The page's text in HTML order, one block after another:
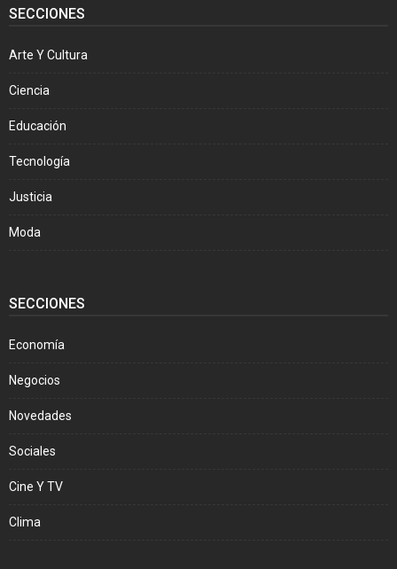
SECCIONES
Arte Y Cultura
Ciencia
Educación
Tecnología
Justicia
Moda
SECCIONES
Economía
Negocios
Novedades
Sociales
Cine Y TV
Clima